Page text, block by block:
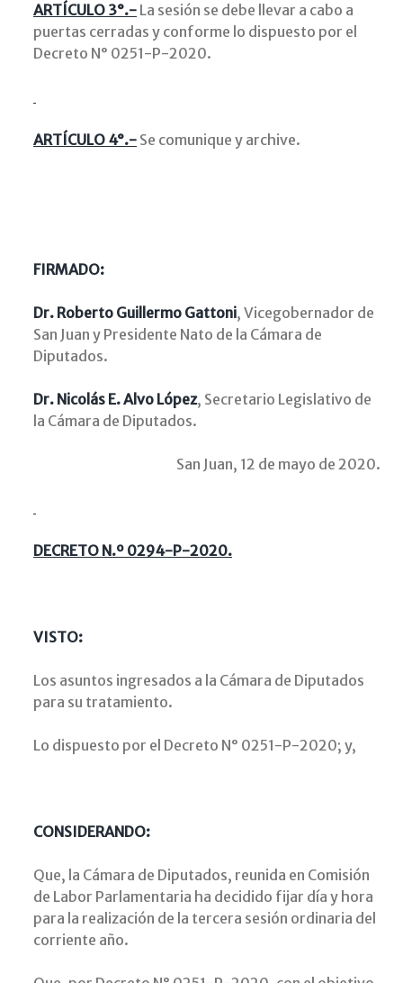
ARTÍCULO 3°.- La sesión se debe llevar a cabo a
puertas cerradas y conforme lo dispuesto por el
Decreto N° 0251-P-2020.
ARTÍCULO 4°.- Se comunique y archive.
FIRMADO:
Dr. Roberto Guillermo Gattoni, Vicegobernador de
San Juan y Presidente Nato de la Cámara de
Diputados.
Dr. Nicolás E. Alvo López, Secretario Legislativo de
la Cámara de Diputados.
San Juan, 12 de mayo de 2020.
DECRETO N.º 0294-P-2020.
VISTO:
Los asuntos ingresados a la Cámara de Diputados
para su tratamiento.
Lo dispuesto por el Decreto N° 0251-P-2020; y,
CONSIDERANDO:
Que, la Cámara de Diputados, reunida en Comisión
de Labor Parlamentaria ha decidido fijar día y hora
para la realización de la tercera sesión ordinaria del
corriente año.